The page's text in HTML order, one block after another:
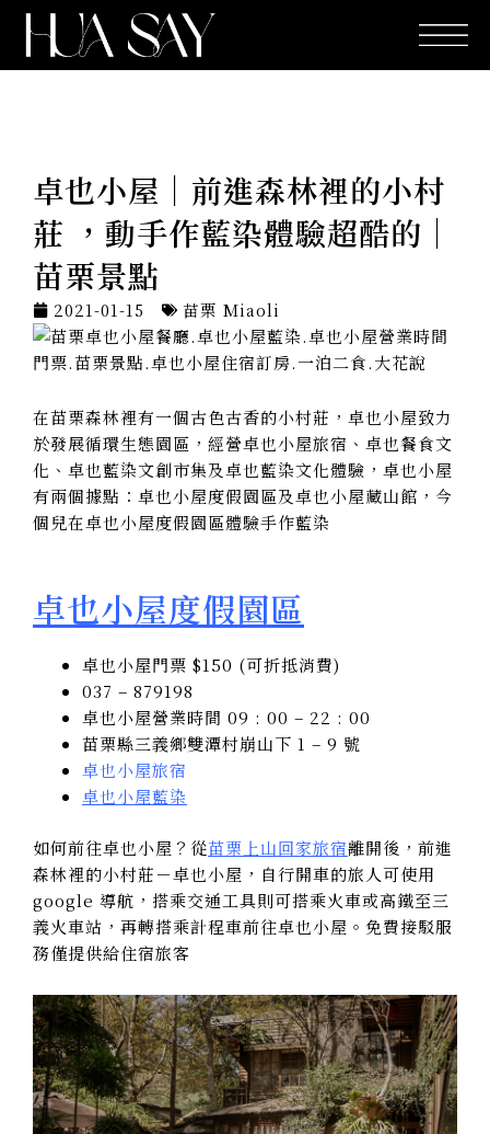
卓也小屋｜前進森林裡的小村
莊 ，動手作藍染體驗超酷的｜
苗栗景點
2021-01-15 苗栗 Miaoli
在苗栗森林裡有一個古色古香的小村莊，卓也小屋致力
於發展循環生態園區，經營卓也小屋旅宿、卓也餐食文
化、卓也藍染文創市集及卓也藍染文化體驗，卓也小屋
有兩個據點：卓也小屋度假園區及卓也小屋藏山館，今
個兒在卓也小屋度假園區體驗手作藍染
卓也小屋度假園區
卓也小屋門票 $150 (可折抵消費)
037 – 879198
卓也小屋營業時間 09 : 00 – 22 : 00
苗栗縣三義鄉雙潭村崩山下 1 – 9 號
卓也小屋旅宿
卓也小屋藍染
如何前往卓也小屋？從苗栗上山回家旅宿離開後，前進
森林裡的小村莊－卓也小屋，自行開車的旅人可使用
google 導航，搭乘交通工具則可搭乘火車或高鐵至三
義火車站，再轉搭乘計程車前往卓也小屋。免費接駁服
務僅提供給住宿旅客